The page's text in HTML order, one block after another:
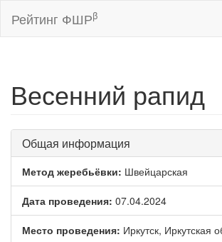
Рейтинг ФШРβ
Весенний рапид
Общая информация
Метод жеребьёвки: Швейцарская
Дата проведения: 07.04.2024
Место проведения: Иркутск, Иркутская